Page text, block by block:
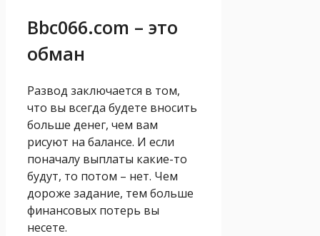
Bbc066.com – это
обман
Развод заключается в том,
что вы всегда будете вносить
больше денег, чем вам
рисуют на балансе. И если
поначалу выплаты какие-то
будут, то потом – нет. Чем
дороже задание, тем больше
финансовых потерь вы
несете.